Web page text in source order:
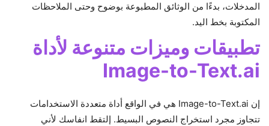
المدخلات، بدءًا من الوثائق المطبوعة بوضوح وحتى الملاحظات
المكتوبة بخط اليد.
تطبيقات وميزات متنوعة لأداة
Image-to-Text.ai
إن Image-to-Text.ai هي في الواقع أداة متعددة الاستخدامات
تتجاوز مجرد استخراج النصوص البسيط. إلتقط انفاسك لأني